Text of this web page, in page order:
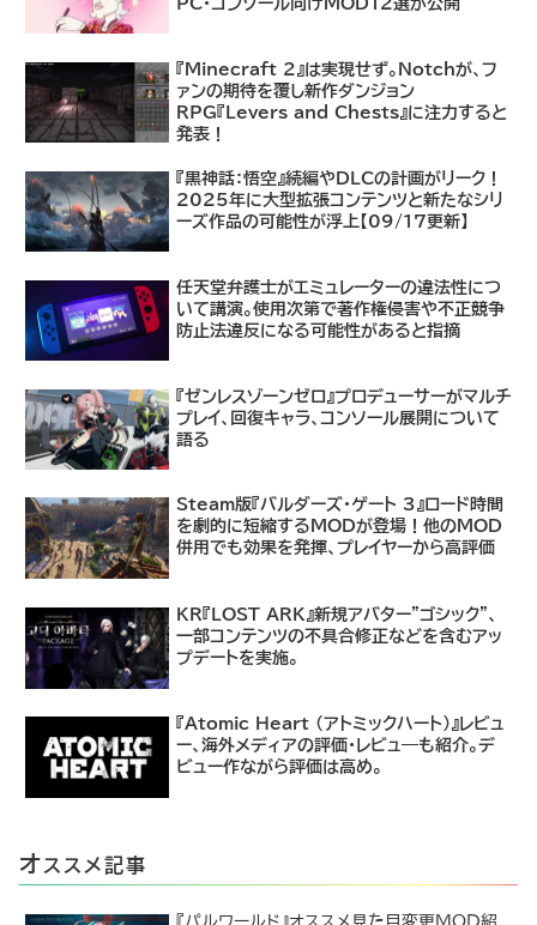
PC・コンソール向けMOD12選が公開
『Minecraft 2』は実現せず。Notchが、フ
ァンの期待を覆し新作ダンジョン
RPG『Levers and Chests』に注力すると
発表！
『黒神話：悟空』続編やDLCの計画がリーク！
2025年に大型拡張コンテンツと新たなシリ
ーズ作品の可能性が浮上【09/17更新】
任天堂弁護士がエミュレーターの違法性につ
いて講演。使用次第で著作権侵害や不正競争
防止法違反になる可能性があると指摘
『ゼンレスゾーンゼロ』プロデューサーがマルチ
プレイ、回復キャラ、コンソール展開について
語る
Steam版『バルダーズ・ゲート 3』ロード時間
を劇的に短縮するMODが登場！他のMOD
併用でも効果を発揮、プレイヤーから高評価
KR『LOST ARK』新規アバター"ゴシック"、
一部コンテンツの不具合修正などを含むアッ
プデートを実施。
『Atomic Heart (アトミックハート)』レビュ
ー、海外メディアの評価・レビュ―も紹介。デ
ビュー作ながら評価は高め。
オ ススメ記事
『パルワールド』オススメ見た目変更MOD紹